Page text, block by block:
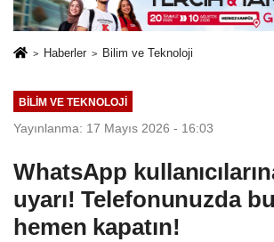
Haberler Bilim ve Teknoloji
BILIM VE TEKNOLOJI
Yayınlanma: 17 Mayıs 2026 - 16:03
WhatsApp
uyarı! Telefonunuzda
hemen kapatın!